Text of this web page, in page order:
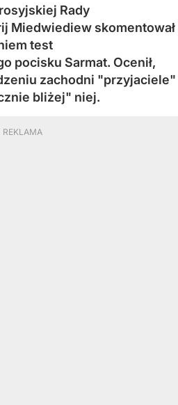
Rady
Miedwiediew skomentował
test
pocisku Sarmat. Ocenił,
zachodni "przyjaciele"
bliżej" niej.